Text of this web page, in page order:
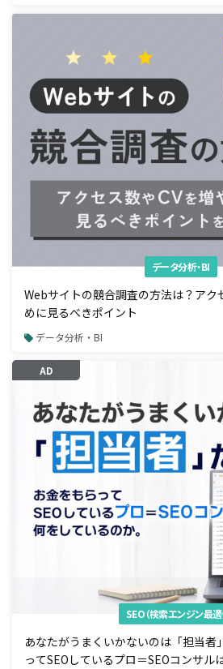
データ分析・BI
Webサイトの競合調査の方法は？アク
めに見るべきポイント
データ分析・BI
AD
SEO（検索エンジン最適
あなたがうまくいかないのは「担当者
ってSEOしているプロ＝SEOコンサル